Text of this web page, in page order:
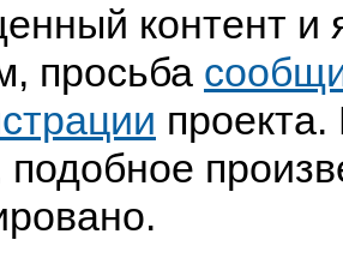
контент и
просьба
подобное